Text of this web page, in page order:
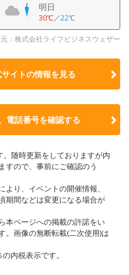
明日
30℃／22℃
：株式会社ライフビジネスウェザー
イトの情報を見る
電話番号を確認する
随時更新をしておりますが内
すので、事前にご確認のう
り、イベントの開催情報、
期間などは変更になる場合が
本ページへの掲載の許諾をい
。画像の無断転載(二次使用)は
内税表示です。